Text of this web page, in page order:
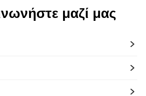
μαζί μας